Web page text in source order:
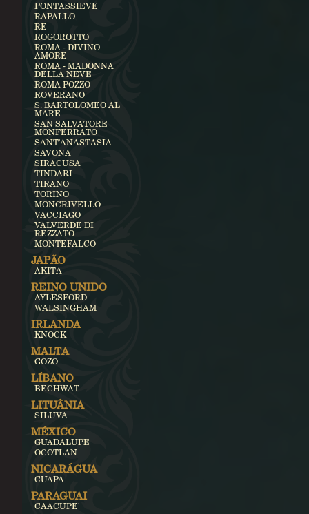
PONTASSIEVE
RAPALLO
RE
ROGOROTTO
ROMA - DIVINO
AMORE
ROMA - MADONNA
DELLA NEVE
ROMA POZZO
ROVERANO
S. BARTOLOMEO AL
MARE
SAN SALVATORE
MONFERRATO
SANT'ANASTASIA
SAVONA
SIRACUSA
TINDARI
TIRANO
TORINO
MONCRIVELLO
VACCIAGO
VALVERDE DI
REZZATO
MONTEFALCO
JAPÃO
AKITA
REINO UNIDO
AYLESFORD
WALSINGHAM
IRLANDA
KNOCK
MALTA
GOZO
LÍBANO
BECHWAT
LITUÂNIA
SILUVA
MÉXICO
GUADALUPE
OCOTLAN
NICARÁGUA
CUAPA
PARAGUAI
CAACUPE'